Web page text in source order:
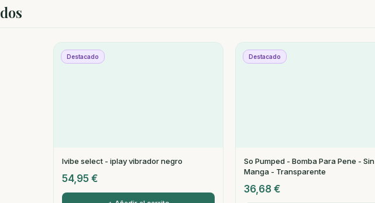
Destacado
Ivibe select - iplay vibrador negro
54,95 €
Destacado
So Pumped - Bomba Para Pene - Sin
Manga - Transparente
36,68 €